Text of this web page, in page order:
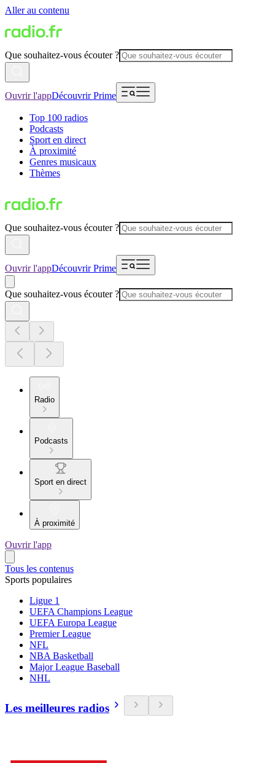
Aller au contenu
Que souhaitez-vous écouter ?
Ouvrir l'appDécouvrir Prime
Top 100 radios
Podcasts
Sport en direct
À proximité
Genres musicaux
Thèmes
Que souhaitez-vous écouter ?
Ouvrir l'appDécouvrir Prime
Que souhaitez-vous écouter ?
Radio
Podcasts
Sport en direct
À proximité
Ouvrir l'app
Tous les contenus
Sports populaires
Ligue 1
UEFA Champions League
UEFA Europa League
Premier League
NFL
NBA Basketball
Major League Baseball
NHL
Les meilleures radios